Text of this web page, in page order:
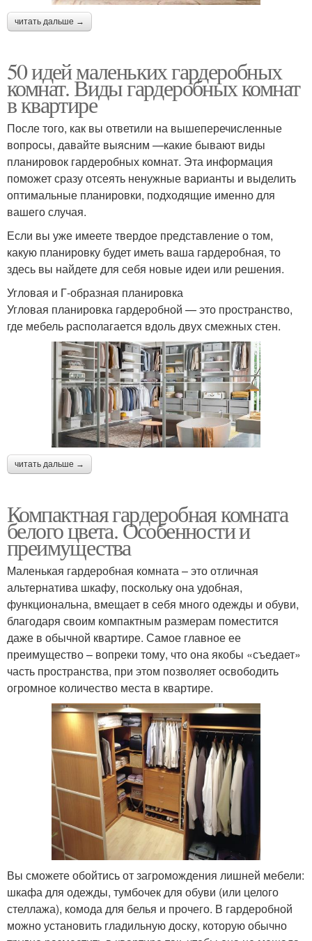
читать дальше →
50 идей маленьких гардеробных
комнат. Виды гардеробных комнат
в квартире
После того, как вы ответили на вышеперечисленные
вопросы, давайте выясним —какие бывают виды
планировок гардеробных комнат. Эта информация
поможет сразу отсеять ненужные варианты и выделить
оптимальные планировки, подходящие именно для
вашего случая.
Если вы уже имеете твердое представление о том,
какую планировку будет иметь ваша гардеробная, то
здесь вы найдете для себя новые идеи или решения.
Угловая и Г-образная планировка
Угловая планировка гардеробной — это пространство,
где мебель располагается вдоль двух смежных стен.
читать дальше →
Компактная гардеробная комната
белого цвета. Особенности и
преимущества
Маленькая гардеробная комната – это отличная
альтернатива шкафу, поскольку она удобная,
функциональна, вмещает в себя много одежды и обуви,
благодаря своим компактным размерам поместится
даже в обычной квартире. Самое главное ее
преимущество – вопреки тому, что она якобы «съедает»
часть пространства, при этом позволяет освободить
огромное количество места в квартире.
Вы сможете обойтись от загромождения лишней мебели:
шкафа для одежды, тумбочек для обуви (или целого
стеллажа), комода для белья и прочего. В гардеробной
можно установить гладильную доску, которую обычно